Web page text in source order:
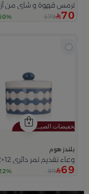
ترمس قهوة و شاي من
70
179
60%
بلندز هوم
وعاء تقديم تمر دائري 12×12 سم أبيض وأزرق من الخزف الحجري بغطاء من أزوريا
69
89
22%